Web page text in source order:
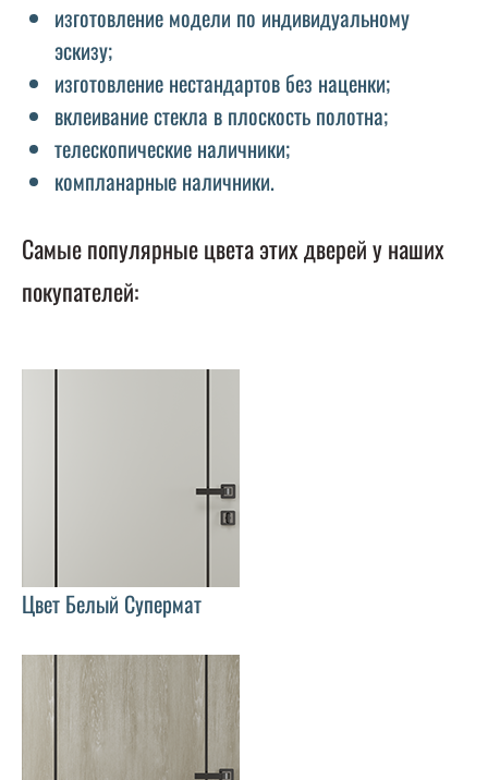
изготовление модели по индивидуальному
эскизу;
изготовление нестандартов без наценки;
вклеивание стекла в плоскость полотна;
телескопические наличники;
компланарные наличники.
Самые популярные цвета этих дверей у наших
покупателей:
Цвет Белый Супермат